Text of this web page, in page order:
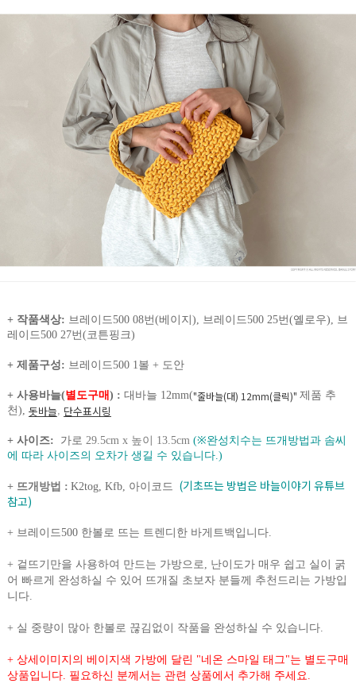
+ 작품색상: 브레이드500 08번(베이지), 브레이드500 25번(옐로우), 브
레이드500 27번(코튼핑크)
+ 제품구성: 브레이드500 1볼 + 도안
+ 사용바늘(별도구매 ) : 대바늘 12mm("줄바늘(대) 12mm(클릭)" 제품 추
천), 돗바늘, 단수표시링
+ 사이즈: 가로 29.5cm x 높이 13.5cm (※완성치수는 뜨개방법과 솜씨
에 따라 사이즈의 오차가 생길 수 있습니다.)
+ 뜨개방법 : K2tog, Kfb, 아이코드 (기초뜨는 방법은 바늘이야기 유튜브
참고)
+ 브레이드500 한볼로 뜨는 트렌디한 바게트백입니다.
+ 겉뜨기만을 사용하여 만드는 가방으로, 난이도가 매우 쉽고 실이 굵
어 빠르게 완성하실 수 있어 뜨개질 초보자 분들께 추천드리는 가방입
니다.
+ 실 중량이 많아 한볼로 끊김없이 작품을 완성하실 수 있습니다.
+ 상세이미지의 베이지색 가방에 달린 "네온 스마일 태그"는 별도구매
상품입니다. 필요하신 분께서는 관련 상품에서 추가해 주세요.